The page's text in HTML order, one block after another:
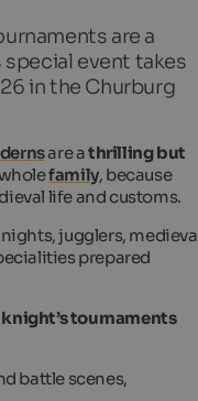
are a
special event takes
in the Churburg
are athrilling but
family, because
life and customs.
jugglers,
prepared
knight’s tournaments
battle scenes,